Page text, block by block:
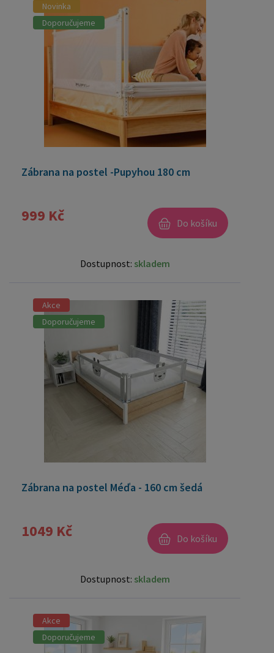
Novinka
Doporučujeme
Zábrana na postel -Pupyhou 180 cm
999 Kč Do košíku
Dostupnost: skladem
Akce
Doporučujeme
Zábrana na postel Méďa - 160 cm šedá
1049 Kč Do košíku
Dostupnost: skladem
Akce
Doporučujeme